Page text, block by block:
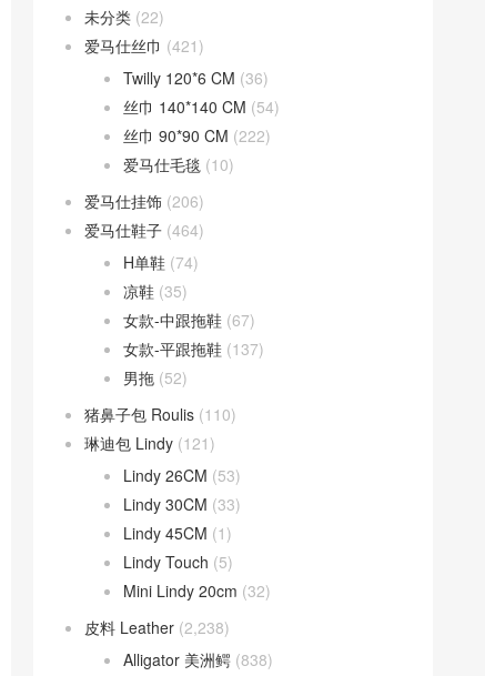
未分类 (22)
爱马仕丝巾 (421)
Twilly 120*6 CM (36)
丝巾 140*140 CM (54)
丝巾 90*90 CM (222)
爱马仕毛毯 (10)
爱马仕挂饰 (206)
爱马仕鞋子 (464)
H单鞋 (74)
凉鞋 (35)
女款-中跟拖鞋 (67)
女款-平跟拖鞋 (137)
男拖 (52)
猪鼻子包 Roulis (110)
琳迪包 Lindy (121)
Lindy 26CM (53)
Lindy 30CM (33)
Lindy 45CM (1)
Lindy Touch (5)
Mini Lindy 20cm (32)
皮料 Leather (2,238)
Alligator 美洲鳄 (838)